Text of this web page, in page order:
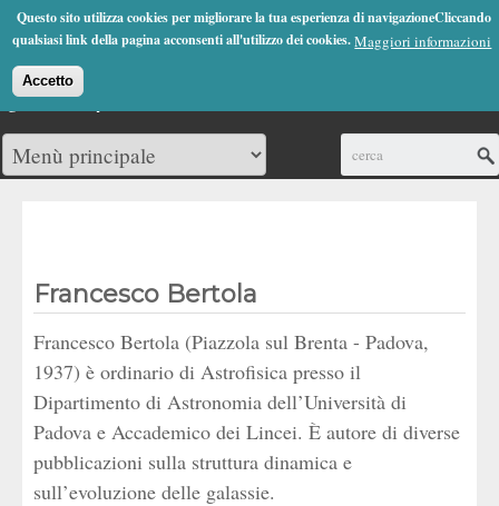
Questo sito utilizza cookies per migliorare la tua esperienza di navigazioneCliccando
qualsiasi link della pagina acconsenti all'utilizzo dei cookies.Maggiori informazioni
Accetto
Jump to Navigation
(0)
Francesco Bertola
Francesco Bertola (Piazzola sul Brenta - Padova,
1937) è ordinario di Astrofisica presso il
Dipartimento di Astronomia dell’Università di
Padova e Accademico dei Lincei. È autore di diverse
pubblicazioni sulla struttura dinamica e
sull’evoluzione delle galassie.